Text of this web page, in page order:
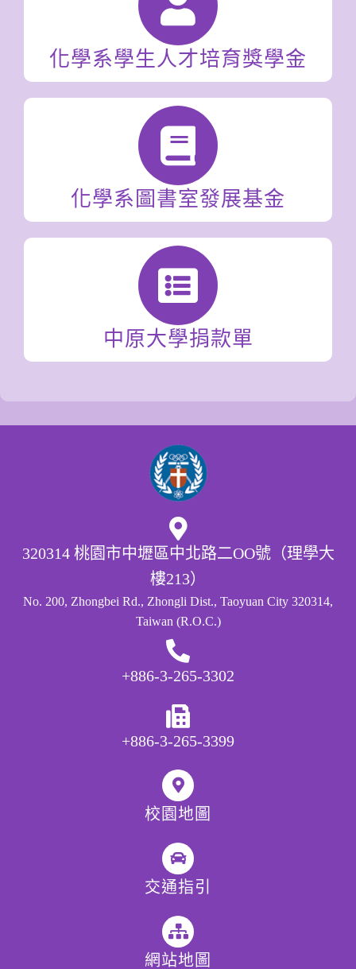
化學系學生人才培育獎學金
化學系圖書室發展基金
中原大學捐款單
320314 桃園市中壢區中北路二OO號（理學大
樓213）
No. 200, Zhongbei Rd., Zhongli Dist., Taoyuan City 320314,
Taiwan (R.O.C.)
+886-3-265-3302
+886-3-265-3399
校園地圖
交通指引
網站地圖